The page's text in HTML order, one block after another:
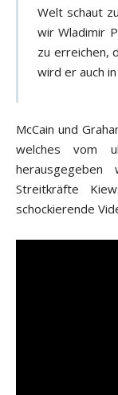
Welt schaut
wir Wladimir
zu erreichen,
wird er auch
McCain und
welches vom
Streitkräfte
schockierende